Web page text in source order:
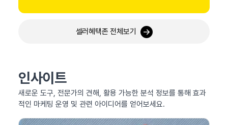
셀러혜택존 전체보기
인사이트
새로운 도구, 전문가의 견해, 활용 가능한 분석 정보를 통해 효과
적인 마케팅 운영 및 관련 아이디어를 얻어보세요.